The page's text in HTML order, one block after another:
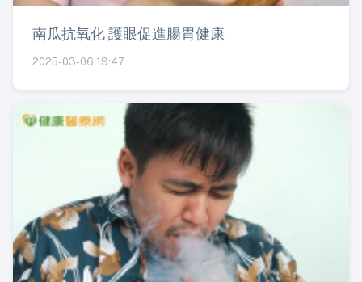
南瓜抗氧化 護眼促進腸胃健康
2025-03-06 19:47